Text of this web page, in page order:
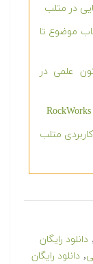
در متلب
موضوع تا
علمی در
متلب
, دانلود رایگان
, دانلود رایگان